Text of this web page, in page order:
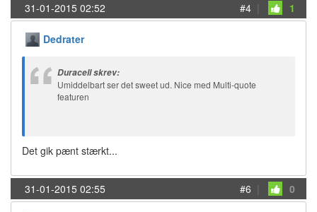
31-01-2015 02:52 #4 | 1
Dedrater
Duracell skrev:
Umiddelbart ser det sweet ud. Nice med Multi-quote
featuren
Det gik pænt stærkt...
31-01-2015 02:55 #6 | 0